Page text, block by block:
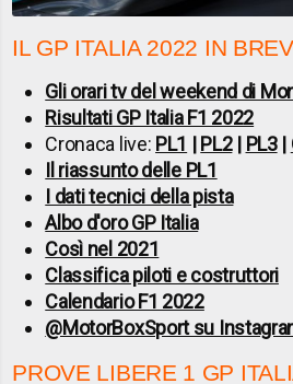
IL GP ITALIA 2022 IN
Gli orari tv del weekend di
Risultati GP Italia F1 2022
Cronaca live: PL1 | PL2| PL3|
Il riassunto delle PL1
I dati tecnici della pista
Albo d'oro GP Italia
Così nel 2021
Classifica piloti e costruttori
Calendario F1 2022
@MotorBoxSport su
PROVE LIBERE 1 GP